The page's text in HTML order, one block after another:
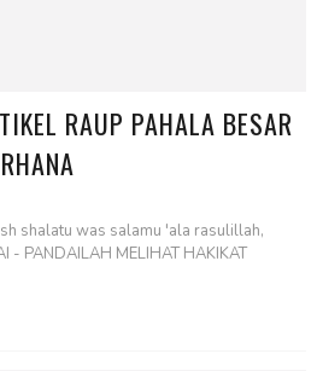
RAUP PAHALA BESAR
shalatu was salamu 'ala rasulillah,
- PANDAILAH MELIHAT HAKIKAT